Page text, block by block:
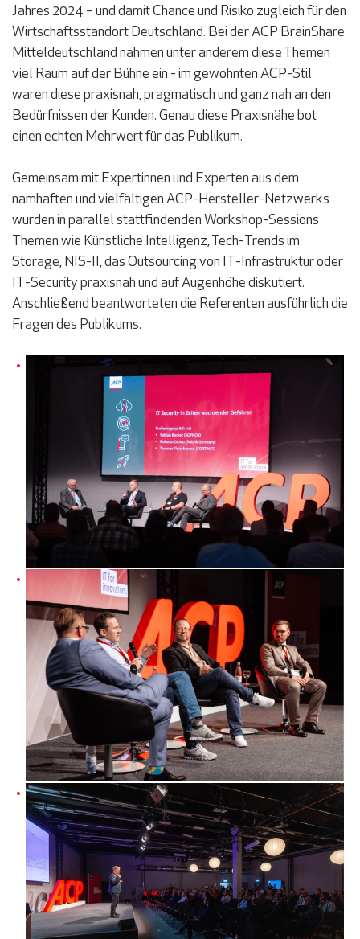
Jahres 2024 – und damit Chance und Risiko zugleich für den
Wirtschaftsstandort Deutschland. Bei der ACP BrainShare
Mitteldeutschland nahmen unter anderem diese Themen
viel Raum auf der Bühne ein - im gewohnten ACP-Stil
waren diese praxisnah, pragmatisch und ganz nah an den
Bedürfnissen der Kunden. Genau diese Praxisnähe bot
einen echten Mehrwert für das Publikum.
Gemeinsam mit Expertinnen und Experten aus dem
namhaften und vielfältigen ACP-Hersteller-Netzwerks
wurden in parallel stattfindenden Workshop-Sessions
Themen wie Künstliche Intelligenz, Tech-Trends im
Storage, NIS-II, das Outsourcing von IT-Infrastruktur oder
IT-Security praxisnah und auf Augenhöhe diskutiert.
Anschließend beantworteten die Referenten ausführlich die
Fragen des Publikums.